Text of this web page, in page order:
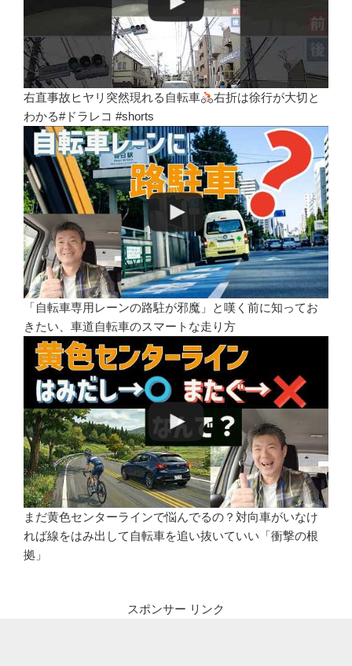
右直事故ヒヤリ突然現れる自転車
右折は徐行が大切と
わかる#ドラレコ #shorts
「自転車専用レーンの路駐が邪魔」と嘆く前に知ってお
きたい、車道自転車のスマートな走り方
まだ黄色センターラインで悩んでるの？対向車がいなけ
れば線をはみ出して自転車を追い抜いていい「衝撃の根
拠」
スポンサー リンク